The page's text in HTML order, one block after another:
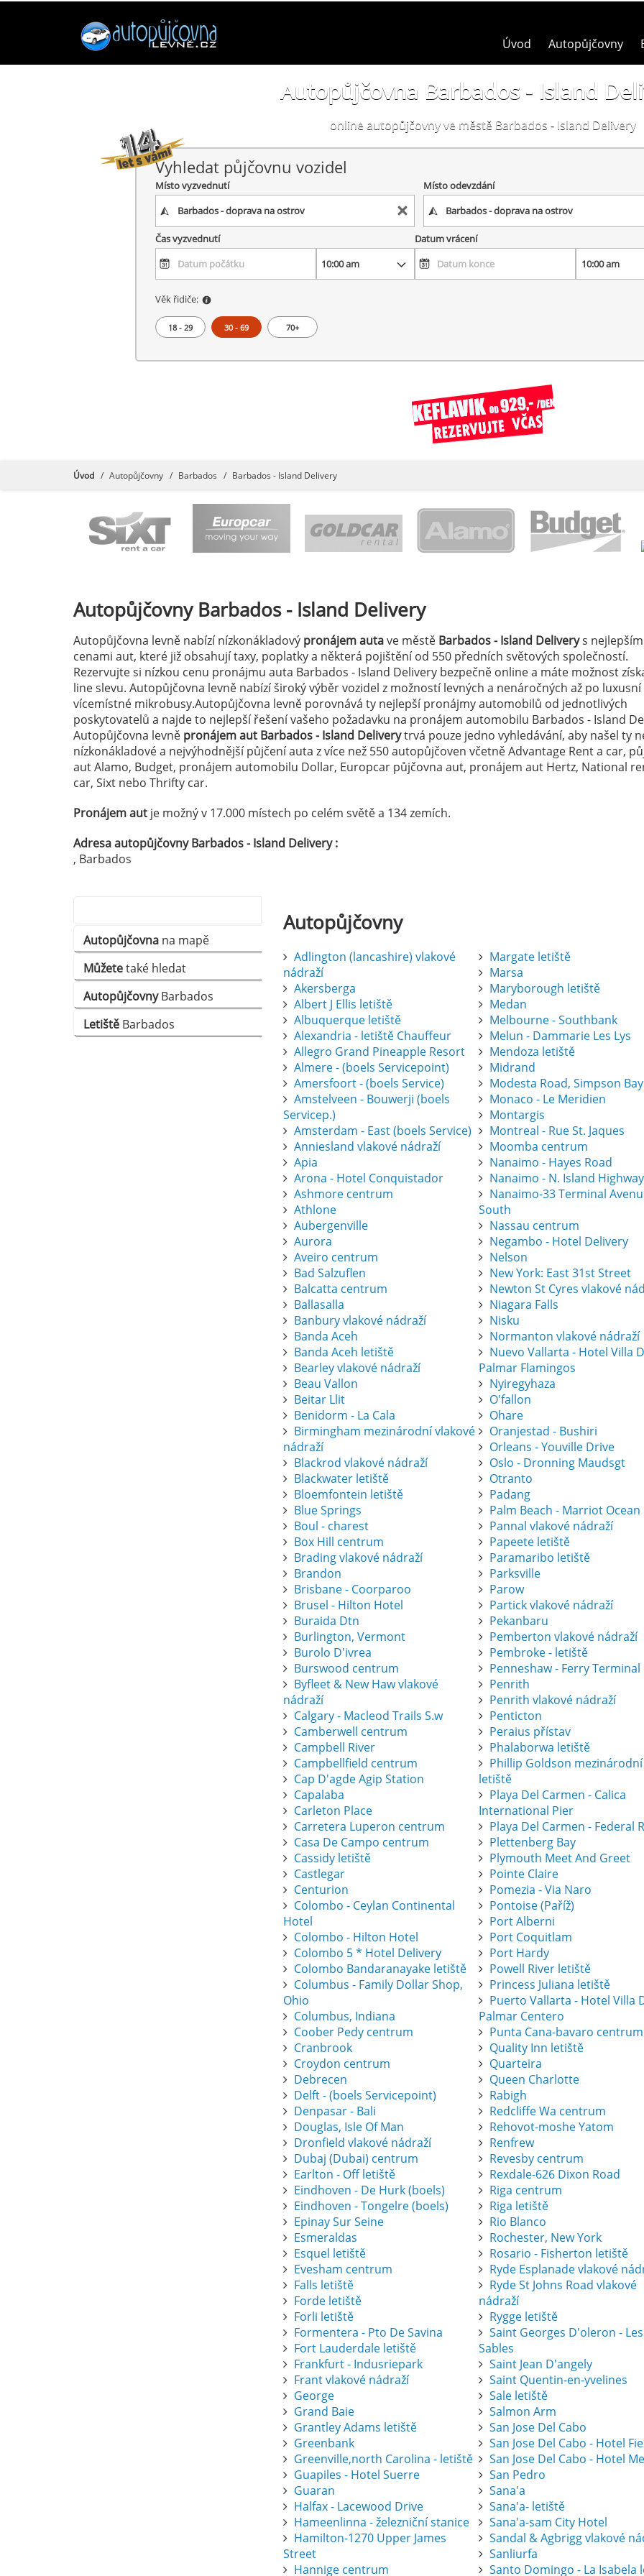
Úvod Autopůjčovny
Autopůjčovna Barbados - Island
online autopůjčovny ve městě Barbados - Island Delivery
Vyhledat půjčovnu vozidel
Místo vyzvednutí Místo odevzdání
Čas vyzvednutí Datum vrácení
Věk řidiče:
18 - 29 30 - 69 70+
Úvod Autopůjčovny Barbados Barbados - Island Delivery
AutopůjčovnyBarbados - Island Delivery
Autopůjčovna levně nabízí nízkonákladový pronájem autave městě Barbados - Island Deliverys
cenami aut, které již obsahují taxy, poplatky a některá pojištění od 550 předních světových společností.
Rezervujte si nízkou cenu pronájmu auta Barbados - Island Delivery bezpečně online a máte možnost
line slevu. Autopůjčovna levně nabízí široký výběr vozidel z možností levných a nenáročných až po
vícemístné mikrobusy.Autopůjčovna levně porovnává ty nejlepší pronájmy automobilů od jednotlivých
poskytovatelů a najde to nejlepší řešení vašeho požadavku na pronájem automobilu Barbados - Island
Autopůjčovna levně pronájem aut Barbados - Island Deliverytrvá pouze jedno vyhledávání, aby našel ty
nízkonákladové a nejvýhodnější půjčení auta z více než 550 autopůjčoven včetně Advantage Rent a car,
aut Alamo, Budget, pronájem automobilu Dollar, Europcar půjčovna aut, pronájem aut Hertz, National
car, Sixt nebo Thrifty car.
Pronájem aut je možný v 17.000 místech po celém světě a 134 zemích.
Adresa autopůjčovny Barbados - Island Delivery :
, Barbados
Autopůjčovna na mapě
Můžetetaké hledat
AutopůjčovnyBarbados
Letiště Barbados
Autopůjčovny
Adlington (lancashire) vlakové
nádraží
Akersberga
Albert J Ellis letiště
Albuquerque letiště
Alexandria - letiště Chauffeur
Allegro Grand Pineapple Resort
Almere - (boels Servicepoint)
Amersfoort - (boels Service)
Amstelveen - Bouwerji (boels
Servicep.)
Amsterdam - East (boels Service)
Anniesland vlakové nádraží
Apia
Arona - Hotel Conquistador
Ashmore centrum
Athlone
Aubergenville
Aurora
Aveiro centrum
Bad Salzuflen
Balcatta centrum
Ballasalla
Banbury vlakové nádraží
Banda Aceh
Banda Aceh letiště
Bearley vlakové nádraží
Beau Vallon
Beitar Llit
Benidorm - La Cala
Birmingham mezinárodní vlakové
nádraží
Blackrod vlakové nádraží
Blackwater letiště
Bloemfontein letiště
Blue Springs
Boul - charest
Box Hill centrum
Brading vlakové nádraží
Brandon
Brisbane - Coorparoo
Brusel - Hilton Hotel
Buraida Dtn
Burlington, Vermont
Burolo D'ivrea
Burswood centrum
Byfleet & New Haw vlakové
nádraží
Calgary - Macleod Trails S.w
Camberwell centrum
Campbell River
Campbellfield centrum
Cap D'agde Agip Station
Capalaba
Carleton Place
Carretera Luperon centrum
Casa De Campo centrum
Cassidy letiště
Castlegar
Centurion
Colombo - Ceylan Continental
Hotel
Colombo - Hilton Hotel
Colombo 5 * Hotel Delivery
Colombo Bandaranayake letiště
Columbus - Family Dollar Shop,
Ohio
Columbus, Indiana
Coober Pedy centrum
Cranbrook
Croydon centrum
Debrecen
Delft - (boels Servicepoint)
Denpasar - Bali
Douglas, Isle Of Man
Dronfield vlakové nádraží
Dubaj (Dubai) centrum
Earlton - Off letiště
Eindhoven - De Hurk (boels)
Eindhoven - Tongelre (boels)
Epinay Sur Seine
Esmeraldas
Esquel letiště
Evesham centrum
Falls letiště
Forde letiště
Forli letiště
Formentera - Pto De Savina
Fort Lauderdale letiště
Frankfurt - Indusriepark
Frant vlakové nádraží
George
Grand Baie
Grantley Adams letiště
Greenbank
Greenville,north Carolina - letiště
Guapiles - Hotel Suerre
Guaran
Halfax - Lacewood Drive
Hameenlinna - železniční stanice
Hamilton-1270 Upper James
Street
Hannige centrum
Margate letiště
Marsa
Maryborough letiště
Medan
Melbourne - Southbank
Melun - Dammarie Les Lys
Mendoza letiště
Midrand
Modesta Road, Simpson Bay
Monaco - Le Meridien
Montargis
Montreal - Rue St. Jaques
Moomba centrum
Nanaimo - Hayes Road
Nanaimo - N. Island Highway
Nanaimo-33 Terminal
South
Nassau centrum
Negambo - Hotel Delivery
Nelson
New York: East 31st Street
Newton St Cyres vlakové
Niagara Falls
Nisku
Normanton vlakové nádraží
Nuevo Vallarta - Hotel Villa
Palmar Flamingos
Nyiregyhaza
O'fallon
Ohare
Oranjestad - Bushiri
Orleans - Youville Drive
Oslo - Dronning Maudsgt
Otranto
Padang
Palm Beach - Marriot Ocean
Pannal vlakové nádraží
Papeete letiště
Paramaribo letiště
Parksville
Parow
Partick vlakové nádraží
Pekanbaru
Pemberton vlakové nádraží
Pembroke - letiště
Penneshaw - Ferry Terminal
Penrith
Penrith vlakové nádraží
Penticton
Peraius přístav
Phalaborwa letiště
Phillip Goldson mezinárodní
letiště
Playa Del Carmen - Calica
International Pier
Playa Del Carmen - Federal
Plettenberg Bay
Plymouth Meet And Greet
Pointe Claire
Pomezia - Via Naro
Pontoise (Paříž)
Port Alberni
Port Coquitlam
Port Hardy
Powell River letiště
Princess Juliana letiště
Puerto Vallarta - Hotel Villa
Palmar Centero
Punta Cana-bavaro centrum
Quality Inn letiště
Quarteira
Queen Charlotte
Rabigh
Redcliffe Wa centrum
Rehovot-moshe Yatom
Renfrew
Revesby centrum
Rexdale-626 Dixon Road
Riga centrum
Riga letiště
Rio Blanco
Rochester, New York
Rosario - Fisherton letiště
Ryde Esplanade vlakové
Ryde St Johns Road vlakové
nádraží
Rygge letiště
Saint Georges D'oleron - Les
Sables
Saint Jean D'angely
Saint Quentin-en-yvelines
Sale letiště
Salmon Arm
San Jose Del Cabo
San Jose Del Cabo - Hotel
San Jose Del Cabo - Hotel
San Pedro
Sana'a
Sana'a- letiště
Sana'a-sam City Hotel
Sandal & Agbrigg vlakové
Sanliurfa
Santo Domingo - La Isabela